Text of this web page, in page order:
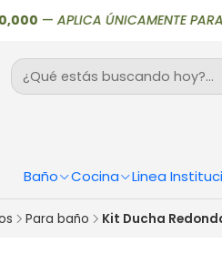
Baño Cocina Linea
—APLICA ÚNICAMENTE PARA
Para baño Kit Ducha